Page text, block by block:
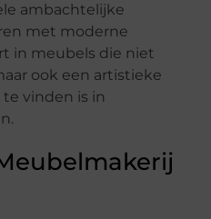
ambachtelijke
met moderne
in meubels die niet
ook een artistieke
vinden is in